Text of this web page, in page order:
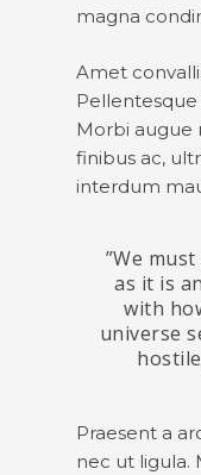
magna
Amet
Morbi augue
finibus ac,
interdum
”We
as it is
with
universe
Praesent a
nec ut ligula.